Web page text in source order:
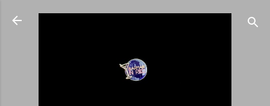
Ir al contenido principal